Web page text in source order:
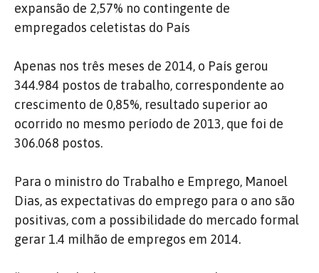
expansão de 2,57% no contingente de
empregados celetistas do País
Apenas nos três meses de 2014, o País gerou
344.984 postos de trabalho, correspondente ao
crescimento de 0,85%, resultado superior ao
ocorrido no mesmo período de 2013, que foi de
306.068 postos.
Para o ministro do Trabalho e Emprego, Manoel
Dias, as expectativas do emprego para o ano são
positivas, com a possibilidade do mercado formal
gerar 1.4 milhão de empregos em 2014.